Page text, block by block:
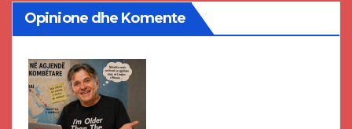
Opinione dhe Komente